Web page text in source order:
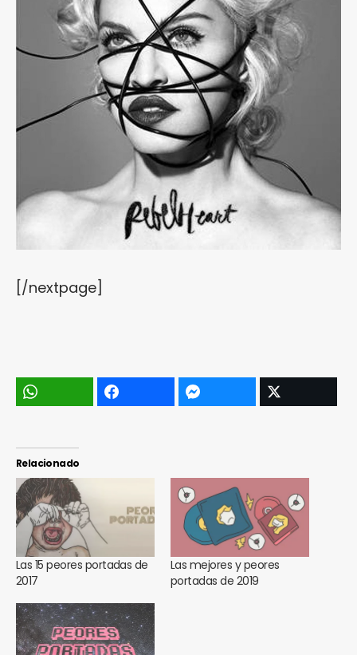
[/nextpage]
Relacionado
Las 15 peores portadas de
2017
Las mejores y peores
portadas de 2019